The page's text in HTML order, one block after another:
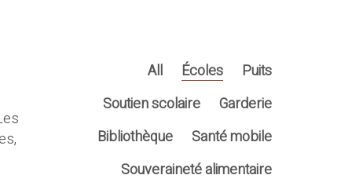
All Écoles
Puits
Soutien scolaire
Garderie
Bibliothèque
Santé mobile
Souveraineté alimentaire